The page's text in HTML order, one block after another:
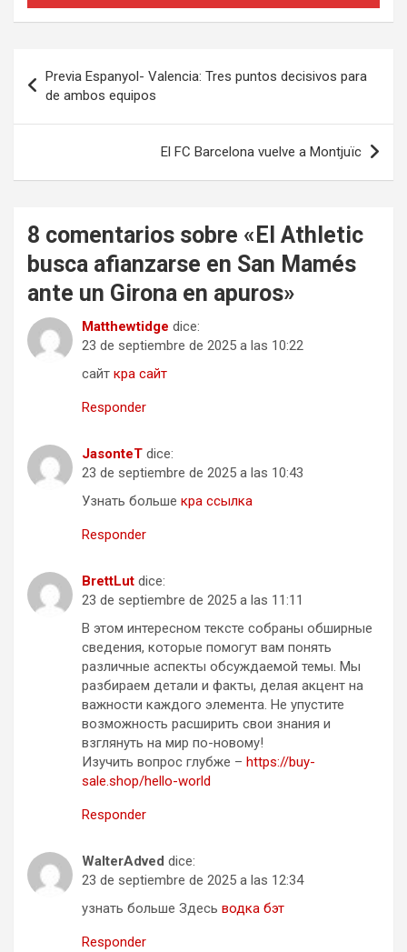
de
entradas
Previa Espanyol- Valencia: Tres puntos decisivos para
de ambos equipos
El FC Barcelona vuelve a Montjuïc
8 comentarios sobre « El Athletic
busca afianzarse en San Mamés
ante un Girona en apuros»
Matthewtidge dice:
23 de septiembre de 2025 a las 10:22
сайт кра сайт
Responder
JasonteT dice:
23 de septiembre de 2025 a las 10:43
Узнать больше кра ссылка
Responder
BrettLut dice:
23 de septiembre de 2025 a las 11:11
В этом интересном тексте собраны обширные
сведения, которые помогут вам понять
различные аспекты обсуждаемой темы. Мы
разбираем детали и факты, делая акцент на
важности каждого элемента. Не упустите
возможность расширить свои знания и
взглянуть на мир по-новому!
Изучить вопрос глубже – https://buy-
sale.shop/hello-world
Responder
WalterAdved dice:
23 de septiembre de 2025 a las 12:34
узнать больше Здесь водка бэт
Responder